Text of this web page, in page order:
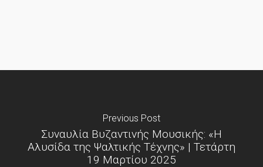
Previous Post
Συναυλία Βυζαντινής Μουσικής: «Η
Αλυσίδα της Ψαλτικής Τέχνης» | Τετάρτη
19 Μαρτίου 2025